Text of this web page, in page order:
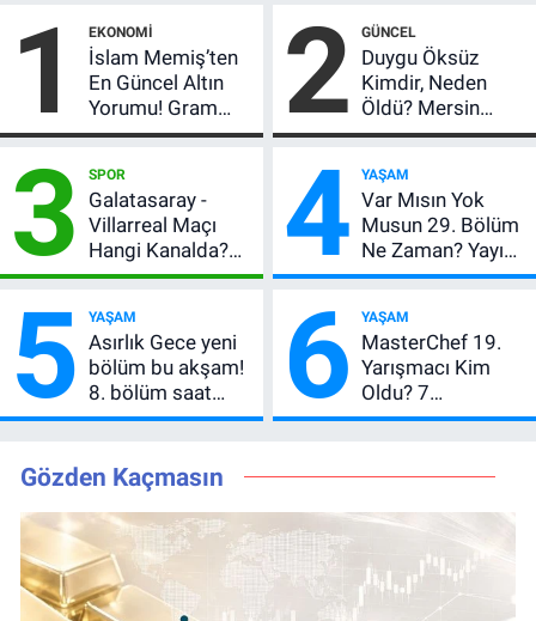
1 EKONOMI
İslam Memiş’ten
En Güncel Altın
Yorumu! Gram
Altın İçin 6.350 TL
Beklentisi
Değişmedi
2 GÜNCEL
Duygu Öksüz
Kimdir, Neden
Öldü? Mersin
Basınının Acı
3 SPOR
Galatasaray -
Villarreal Maçı
Hangi Kanalda?
Hazırlık Maçı Ne
Kaçta, Nereden
İzlenir?
4 YAŞAM
Var Mısın Yok
Musun 29. Bölüm
Ne Zaman? Yayın
Günü Değişti, Yeni
5 YAŞAM
Asırlık Gece yeni
bölüm bu akşam!
8. bölüm saat
kaçta, TRT 1 canlı
6 YAŞAM
MasterChef 19.
Yarışmacı Kim
Oldu? 7
Ağustos’ta Ana
Gözden Kaçmasın